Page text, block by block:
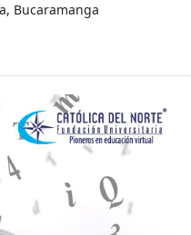
Bucaramanga